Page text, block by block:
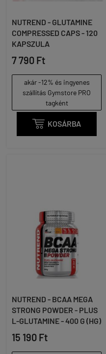
NUTREND - GLUTAMINE
COMPRESSED CAPS - 120
KAPSZULA
7 790 Ft
akár -12% és ingyenes
szállítás Gymstore PRO
tagként
 KOSÁRBA
NUTREND - BCAA MEGA
STRONG POWDER - PLUS
L-GLUTAMINE - 400 G (HG)
15 190 Ft